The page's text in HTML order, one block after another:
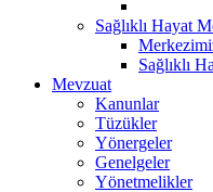
Sağlıklı Hayat
Sağlıklı
Mevzuat
Kanunlar
Tüzükler
Yönergeler
Genelgeler
Yönetmelikler